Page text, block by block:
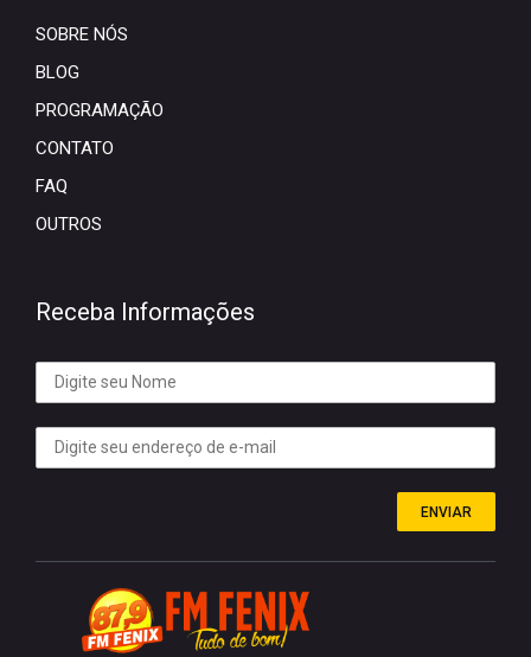
SOBRE NÓS
BLOG
PROGRAMAÇÃO
CONTATO
FAQ
OUTROS
Receba Informações
ENVIAR